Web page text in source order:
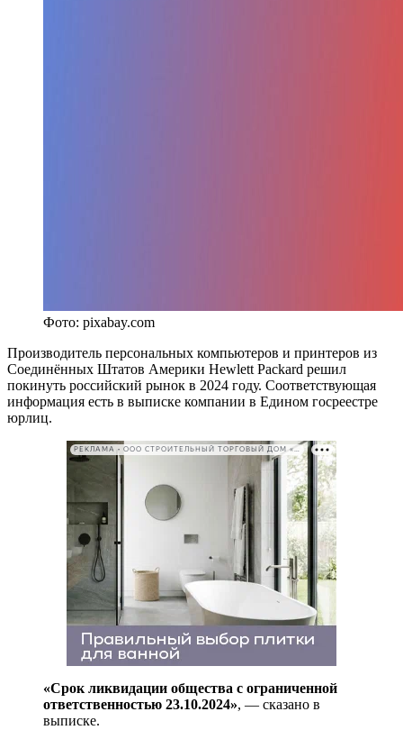
Фото: pixabay.com
Производитель персональных компьютеров и принтеров из
Соединённых Штатов Америки Hewlett Packard решил
покинуть российский рынок в 2024 году. Соответствующая
информация есть в выписке компании в Едином госреестре
юрлиц.
РЕКЛАМА • ООО СТРОИТЕЛЬНЫЙ ТОРГОВЫЙ ДОМ «ПЕТРОВИЧ». ИНН: 7802348846
«Срок ликвидации общества с ограниченной
ответственностью 23.10.2024», — сказано в
выписке.